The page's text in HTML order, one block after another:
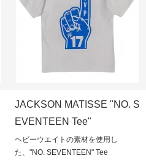
JACKSON MATISSE "NO. S
EVENTEEN Tee"
ヘビーウエイトの素材を使用し
た、"NO. SEVENTEEN" Tee